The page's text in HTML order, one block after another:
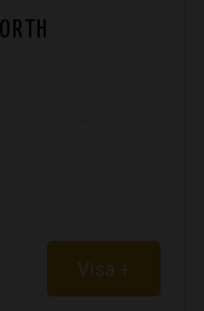
Visa +